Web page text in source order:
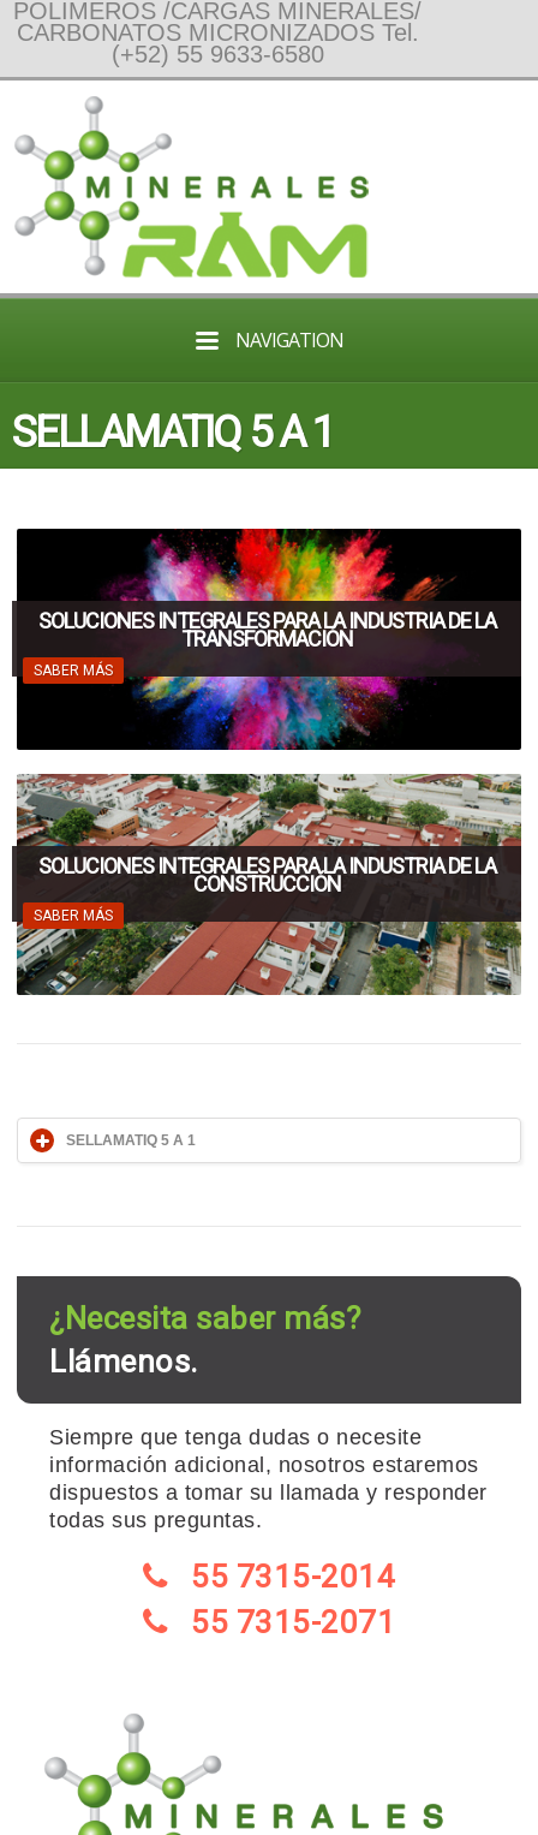
POLIMEROS /CARGAS MINERALES/
CARBONATOS MICRONIZADOS Tel.
(+52) 55 9633-6580
NAVIGATION
SELLAMATIQ 5 A 1
SOLUCIONES INTEGRALES PARA LA INDUSTRIA DE LA
TRANSFORMACIÓN
SABER MÁS
SOLUCIONES INTEGRALES PARA LA INDUSTRIA DE LA
CONSTRUCCIÓN
SABER MÁS
SELLAMATIQ 5 A 1
¿Necesita saber más?
Llámenos.
Siempre que tenga dudas o necesite
información adicional, nosotros estaremos
dispuestos a tomar su llamada y responder
todas sus preguntas.
55 7315-2014
55 7315-2071